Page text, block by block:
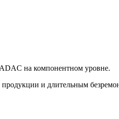
на компонентном уровне.
и длительным